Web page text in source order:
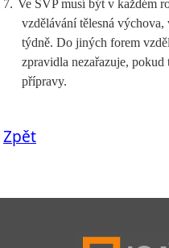
7. Ve ŠVP musí být v každém
vzdělávání tělesná
týdně. Do jiných forem
zpravidla nezařazuje,
přípravy.
Zpět